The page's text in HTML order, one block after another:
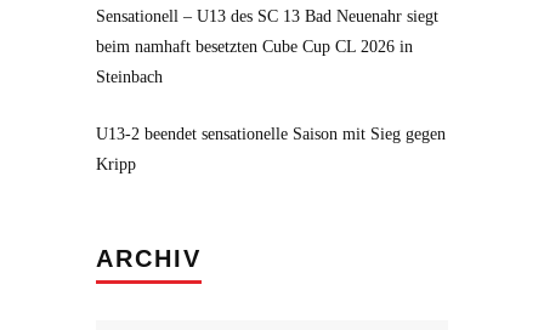
Sensationell – U13 des SC 13 Bad Neuenahr siegt
beim namhaft besetzten Cube Cup CL 2026 in
Steinbach
U13-2 beendet sensationelle Saison mit Sieg gegen
Kripp
ARCHIV